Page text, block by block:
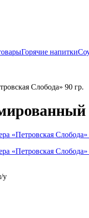
Горячие напитки
Слобода» 90 гр.
у